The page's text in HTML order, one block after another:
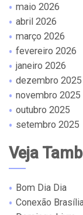
maio 2026
abril 2026
março 2026
fevereiro 2026
janeiro 2026
dezembro 2025
novembro 2025
outubro 2025
setembro 2025
Veja
Bom Dia Dia
Conexão